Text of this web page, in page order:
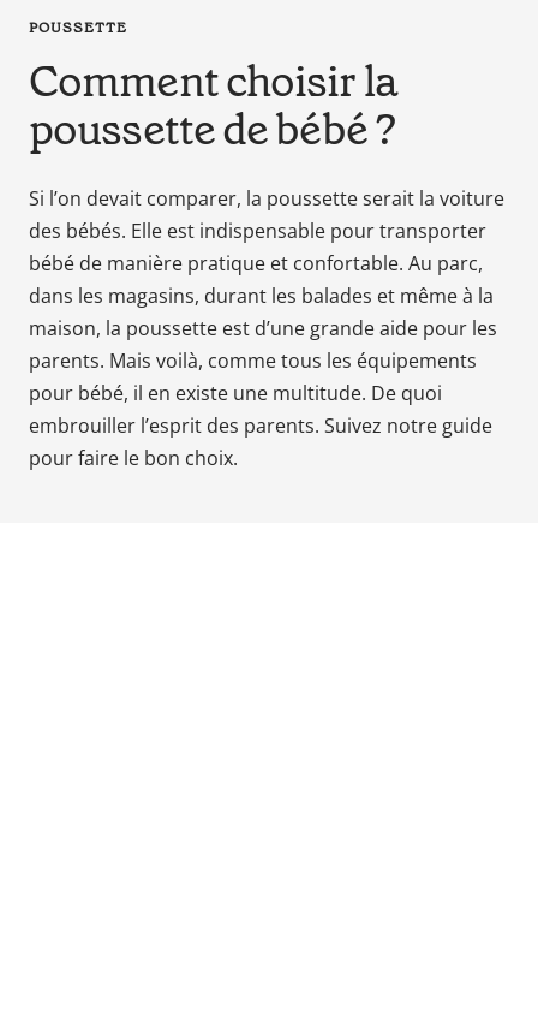
que
parents
pour
enfant,
pour
grossesse
de
maman
au
bain
avec
Papa.
POUSSETTE
Comment choisir la
poussette de bébé ?
Si l’on devait comparer, la poussette serait la voiture
des bébés. Elle est indispensable pour transporter
bébé de manière pratique et confortable. Au parc,
dans les magasins, durant les balades et même à la
maison, la poussette est d’une grande aide pour les
parents. Mais voilà, comme tous les équipements
pour bébé, il en existe une multitude. De quoi
embrouiller l’esprit des parents. Suivez notre guide
pour faire le bon choix.